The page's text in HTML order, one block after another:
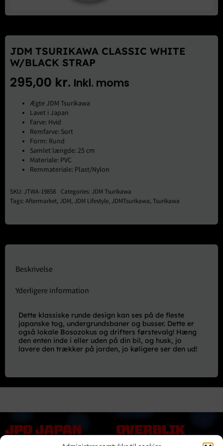
JDM TSURIKAWA CLASSIC WHITE
W/BLACK STRAP
295,00 kr. Inkl. moms
Ægte JDM Tsurikawa
Lavet i Japan
Farve: Hvid
Remfarve: Sort
Form: Rund
Samlet længde: 25 cm
Materiale: PVC
Remmateriale: Plast/Nylon
SKU: JTWA-19858 Categories: JDM Tsurikawa
Tags: Aftermarket, JDM, JDM Lifestyle, JDMTsurikawa,Tsurikawa
Beskrivelse
Yderligere information
Dette klassiske runde design kan ses på de fleste
japanske tog, undergrundsbaner og busser. Dette er
også lokale Bosozokus og drifters førstevalg! Hæng
den enten inde i eller uden på din bil, og husk, jo
lavere den trækker på jorden, jo køligere ser den ud!
JPD JAPAN
OVERBLIK